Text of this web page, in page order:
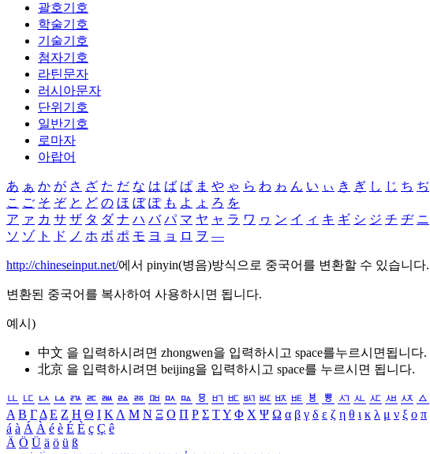
괄호기호
학술기호
기술기호
첨자기호
라틴문자
러시아문자
단위기호
일반기호
로마자
아랍어
あ ぁ か が さ ざ た だ な は ば ぱ ま や ゃ ら わ ゎ ん い ぃ き ぎ し じ ち ぢ
こ ご そ ぞ と ど の ほ ぼ ぽ も よ ょ ろ を
ア ァ カ サ ザ タ ダ ナ ハ バ パ マ ヤ ャ ラ ワ ヮ ン イ ィ キ ギ シ ジ チ ヂ ニ
ソ ゾ ト ド ノ ホ ボ ポ モ ヨ ョ ロ ヲ ―
http://chineseinput.net/에서 pinyin(병음)방식으로 중국어를 변환할 수 있습니다.
변환된 중국어를 복사하여 사용하시면 됩니다.
예시)
中文 을 입력하시려면 zhongwen을 입력하시고 space를누르시면됩니다.
北京 을 입력하시려면 beijing을 입력하시고 space를 누르시면 됩니다.
ㅥ ㅦ ㅧ ㅨ ㅩ ㅪ ㅫ ㅬ ㅭ ㅮ ㅯ ㅰ ㅱ ㅲ ㅳ ㅴ ㅵ ㅶ ㅷ ㅸ ㅹ ㅺ ㅻ ㅼ ㅽ ㅾ ㅿ
Α Β ΓΔ Ε Ζ Η Θ Ι ΚΛ Μ Ν Ξ Ο Π Ρ Σ ΤΥ Φ Χ Ψ Ω α β γ δ ε ζ η θ ι κ λ μ ν ξ ο π
á à Á À é è É È ç Ç ê
Ä Ö Ü ä ö ü ß